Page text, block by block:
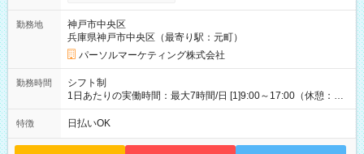
勤務地
神戸市中央区
兵庫県神戸市中央区（最寄り駅：元町）
パーソルマーケティング株式会社
勤務時間
シフト制
1日あたりの実働時間：最大7時間/日 [1]9:00～17:00（休憩：1
時間） [2]11:00～19:00（休憩：1時間） [3]10:00～18:00（休
憩：1時間） 週4日～週5日シフト相談OK ※土日どちらか休み、
日祝/10～18時（実働7hシフト制）
特徴 日払いOK